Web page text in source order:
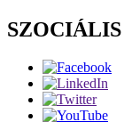
SZOCIÁLIS